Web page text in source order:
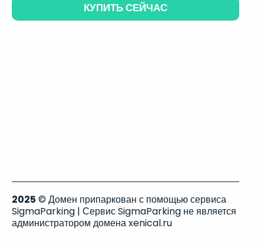
КУПИТЬ СЕЙЧАС
2025 © Домен припаркован с помощью сервиса
SigmaParking | Сервис SigmaParking не является
администратором домена xenical.ru